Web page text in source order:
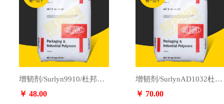
增韧剂/Surlyn9910/杜邦，咨询：13553891364
￥ 48.00
增韧剂/SurlynAD1032杜邦，咨询：13553891364
￥ 70.00